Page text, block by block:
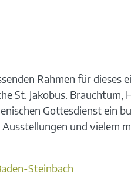
Rahmen für dieses
St. Jakobus. Brauchtum,
Gottesdienst ein
und vielem